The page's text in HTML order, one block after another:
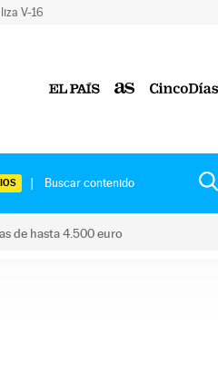
V-16
de hasta 4.500 euro